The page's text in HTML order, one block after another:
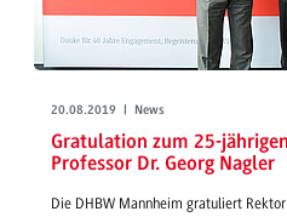
20.08.2019 | News
Gratulation zum 25-
Professor Dr. Georg Nagler
Die DHBW Mannheim gratuliert